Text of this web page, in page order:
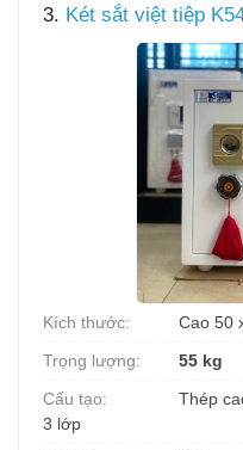
3. Két sắt việt tiệp
Kích thước:
Cao 50
Trọng lượng:
55 kg
Cấu tạo:
Thép
3 lớp